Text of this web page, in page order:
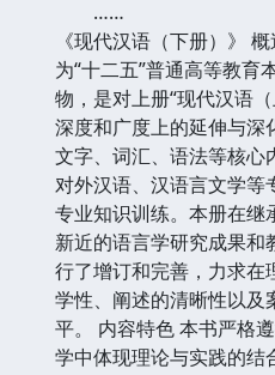
……
《现代汉语（下册）》
为“十二五”普通高等教育
物，是对上册“现代汉语
深度和广度上的延伸与深
文字、词汇、语法等核心
对外汉语、汉语言文学等
专业知识训练。本册在继
新近的语言学研究成果
行了增订和完善，力求在
学性、阐述的清晰性以及
平。 内容特色 本书严格
学中体现理论与实践的结